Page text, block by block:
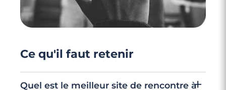
Ce qu'il faut retenir
Quel est le meilleur site de rencontre à